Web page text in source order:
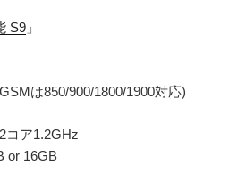
S9 」
は850/900/1800/1900対応)
コア1.2GHz
or 16GB